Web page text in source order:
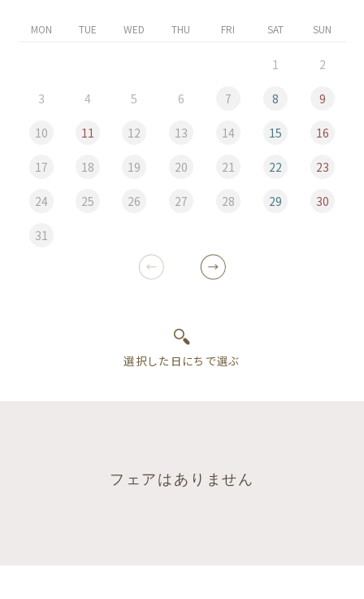
MON TUE WED THU FRI SAT SUN
1 2
3 4 5 6 7 8 9
10 11 12 13 14 15 16
17 18 19 20 21 22 23
24 25 26 27 28 29 30
31
フェアはありません